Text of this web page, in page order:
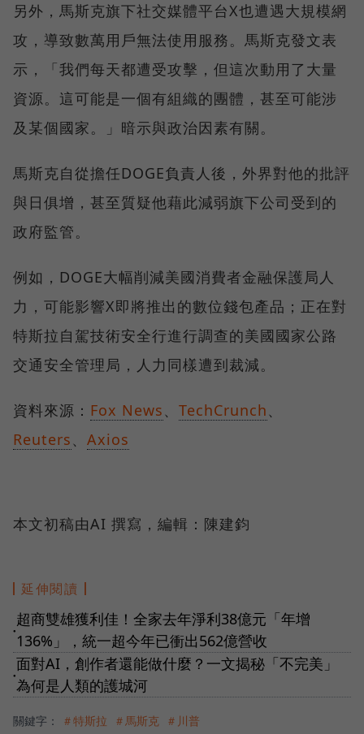
另外，馬斯克旗下社交媒體平台X也遭遇大規模網
攻，導致數萬用戶無法使用服務。馬斯克發文表
示，「我們每天都遭受攻擊，但這次動用了大量
資源。這可能是一個有組織的團體，甚至可能涉
及某個國家。」暗示與政治因素有關。
馬斯克自從擔任DOGE負責人後，外界對他的批評
與日俱增，甚至質疑他藉此減弱旗下公司受到的
政府監管。
例如，DOGE大幅削減美國消費者金融保護局人
力，可能影響X即將推出的數位錢包產品；正在對
特斯拉自駕技術安全行進行調查的美國國家公路
交通安全管理局，人力同樣遭到裁減。
資料來源： Fox News、 TechCrunch、
Reuters、 Axios
本文初稿由AI 撰寫，編輯：陳建鈞
延伸閱讀
●
超商雙雄獲利佳！全家去年淨利38億元「年增
136%」，統一超今年已衝出562億營收
●
面對AI，創作者還能做什麼？一文揭秘「不完美」
為何是人類的護城河
關鍵字： ＃特斯拉 ＃馬斯克 ＃川普